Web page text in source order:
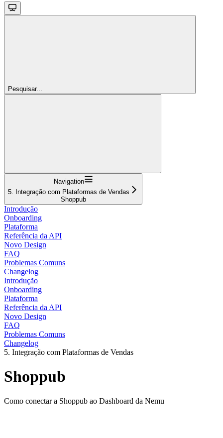
Pesquisar...
Navigation
5. Integração com Plataformas de Vendas
Shoppub
Introdução
Onboarding
Plataforma
Referência da API
Novo Design
FAQ
Problemas Comuns
Changelog
Introdução
Onboarding
Plataforma
Referência da API
Novo Design
FAQ
Problemas Comuns
Changelog
5. Integração com Plataformas de Vendas
Shoppub
Como conectar a Shoppub ao Dashboard da Nemu